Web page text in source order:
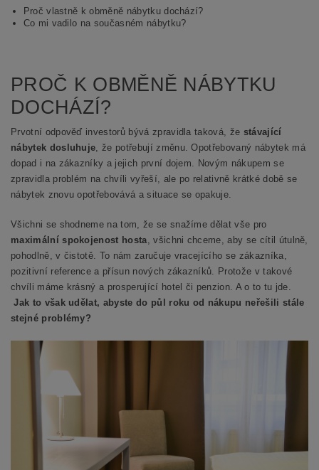
Proč vlastně k obměně nábytku dochází?
Co mi vadilo na současném nábytku?
PROČ K OBMĚNĚ NÁBYTKU
DOCHÁZÍ?
Prvotní odpověď investorů bývá zpravidla taková, že stávající
nábytek dosluhuje , že potřebují změnu. Opotřebovaný nábytek má
dopad i na zákazníky a jejich první dojem. Novým nákupem se
zpravidla problém na chvíli vyřeší, ale po relativně krátké době se
nábytek znovu opotřebovává a situace se opakuje.
Všichni se shodneme na tom, že se snažíme dělat vše pro
maximální spokojenost hosta , všichni chceme, aby se cítil útulně,
pohodlně, v čistotě. To nám zaručuje vracejícího se zákazníka,
pozitivní reference a přísun nových zákazníků. Protože v takové
chvíli máme krásný a prosperující hotel či penzion. A o to tu jde.
Jak to však udělat, abyste do půl roku od nákupu neřešili stále
stejné problémy?